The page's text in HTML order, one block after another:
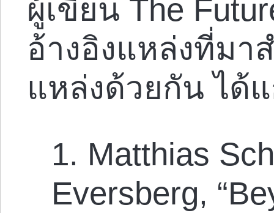
ผู้เขียน The
อ้างอิงแหล่งที่มา
แหล่งด้วยกัน ได้
1. Matthias
Eversberg,